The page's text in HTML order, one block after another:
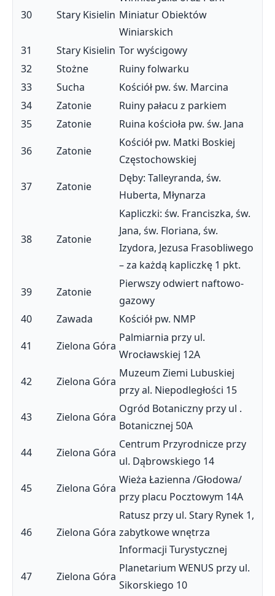
30 Stary Kisielin Miniatur Obiektów
Winiarskich
31
Stary Kisielin Tor wyścigowy
32
Stożne
Ruiny folwarku
33
Sucha
Kościół pw. św. Marcina
34
Zatonie
Ruiny pałacu z parkiem
35
Zatonie
Ruina kościoła pw. św. Jana
36
Zatonie
Kościół pw. Matki Boskiej
Częstochowskiej
37
Zatonie
Dęby: Talleyranda, św.
Huberta, Młynarza
38 Zatonie
Kapliczki: św. Franciszka, św.
Jana, św. Floriana, św.
Izydora, Jezusa Frasobliwego
– za każdą kapliczkę 1 pkt.
39
Zatonie
Pierwszy odwiert naftowo-
gazowy
40
Zawada
Kościół pw. NMP
41
Zielona Góra
Palmiarnia przy ul.
Wrocławskiej 12A
42
Zielona Góra
Muzeum Ziemi Lubuskiej
przy al. Niepodległości 15
43
Zielona Góra
Ogród Botaniczny przy ul .
Botanicznej 50A
44
Zielona Góra
Centrum Przyrodnicze przy
ul. Dąbrowskiego 14
45
Zielona Góra
Wieża Łazienna /Głodowa/
przy placu Pocztowym 14A
46 Zielona Góra
Ratusz przy ul. Stary Rynek 1,
zabytkowe wnętrza
Informacji Turystycznej
47
Zielona Góra
Planetarium WENUS przy ul.
Sikorskiego 10